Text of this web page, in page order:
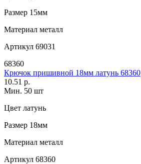
Размер 15мм
Материал металл
Артикул 69031
68360
Крючок пришивной 18мм латунь 68360
10.51 р.
Мин. 50 шт
Цвет латунь
Размер 18мм
Материал металл
Артикул 68360